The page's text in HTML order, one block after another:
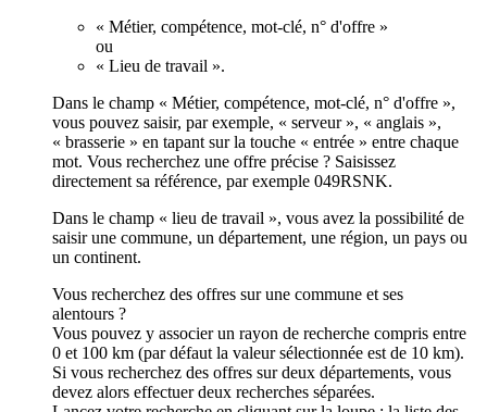
« Métier, compétence, mot-clé, n° d'offre »
ou
« Lieu de travail ».
Dans le champ « Métier, compétence, mot-clé, n° d'offre »,
vous pouvez saisir, par exemple, « serveur », « anglais »,
« brasserie » en tapant sur la touche « entrée » entre chaque
mot. Vous recherchez une offre précise ? Saisissez
directement sa référence, par exemple 049RSNK.
Dans le champ « lieu de travail », vous avez la possibilité de
saisir une commune, un département, une région, un pays ou
un continent.
Vous recherchez des offres sur une commune et ses
alentours ?
Vous pouvez y associer un rayon de recherche compris entre
0 et 100 km (par défaut la valeur sélectionnée est de 10 km).
Si vous recherchez des offres sur deux départements, vous
devez alors effectuer deux recherches séparées.